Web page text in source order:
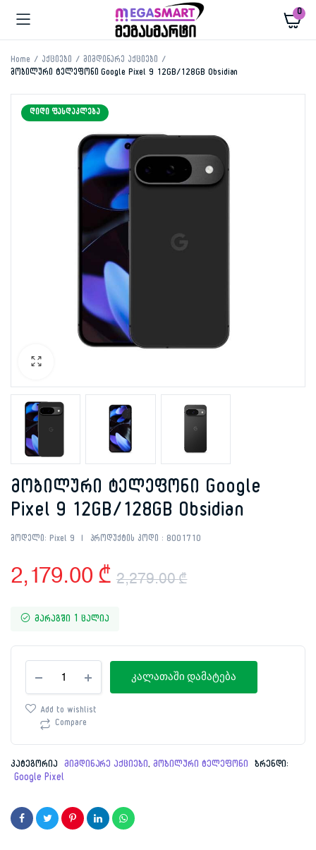
0
Home აქციები
მიმდინარე აქციები
მობილური ტელეფონი Google Pixel 9 12GB/128GB Obsidian
ᲓᲘᲓᲘ ᲤᲐᲡᲓᲐᲙᲚᲔᲑᲐ
მობილური ტელეფონი Google
Pixel 9 12GB/128GB Obsidian
მოდელი: Pixel 9 პროდუქტის კოდი : 8001710
2,279.00₾
price
was:
2,279.00 ₾.
2,179.00 ₾
price
is:
2,179.00 ₾.
მარაგში 1 ცალია
ტელეფონი
Google
Pixel
9
Obsidian
რაოდენობა
კალათაში დამატება
Add to wishlist
Compare
კატეგორია მიმდინარე აქციები,მობილური ტელეფონი ბრენდი:
Google Pixel